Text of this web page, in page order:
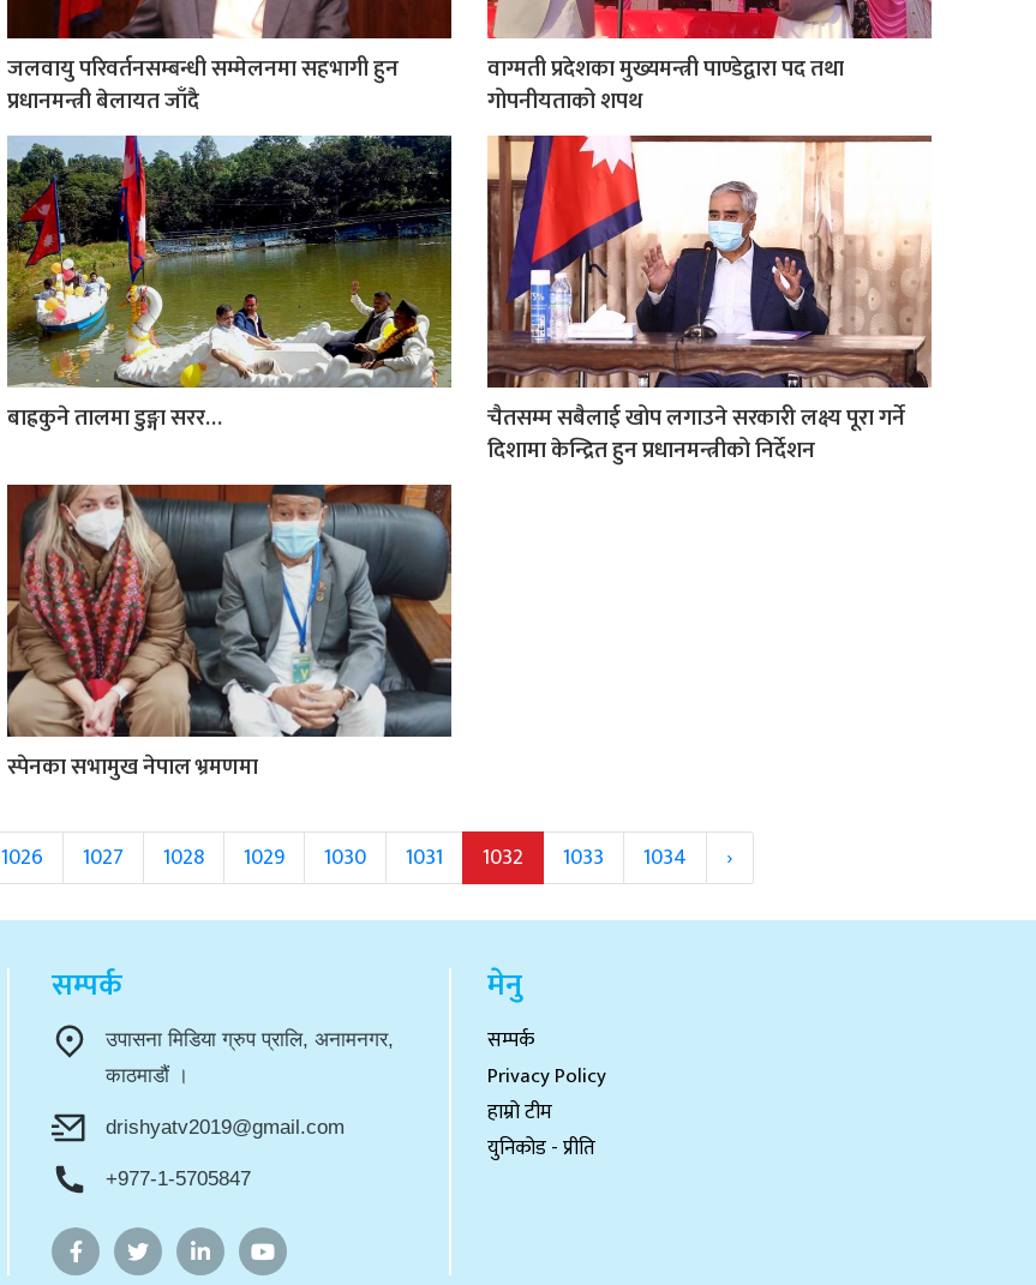
जलवायु परिवर्तनसम्बन्धी सम्मेलनमा सहभागी हुन
प्रधानमन्त्री बेलायत जाँदै
वाग्मती प्रदेशका मुख्यमन्त्री पाण्डेद्वारा पद तथा
गोपनीयताको शपथ
बाह्रकुने तालमा डुङ्गा सरर…
चैतसम्म सबैलाई खोप लगाउने सरकारी लक्ष्य पूरा गर्ने
दिशामा केन्द्रित हुन प्रधानमन्त्रीको निर्देशन
स्पेनका सभामुख नेपाल भ्रमणमा
1026 1027 1028 1029 1030 1031 1032 1033 1034 ›
सम्पर्क
उपासना मिडिया ग्रुप प्रालि, अनामनगर,
काठमाडौं ।
drishyatv2019@gmail.com
+977-1-5705847
मेनु
सम्पर्क
Privacy Policy
हाम्रो टीम
युनिकोड - प्रीति